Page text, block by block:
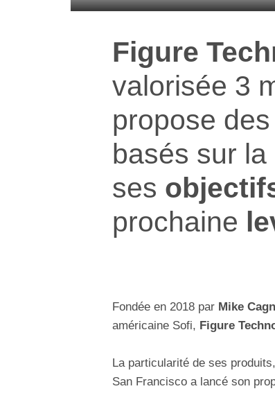
Figure
valorisée 3
propose des
basés sur la
ses
prochaine
Fondée en 2018 par Mike
américaine Sofi, Figure
La particularité de ses
San Francisco a lancé son